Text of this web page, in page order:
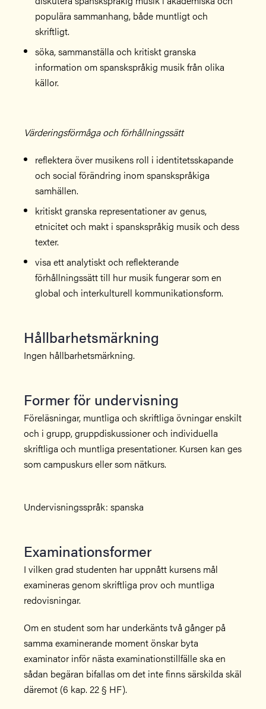
populära sammanhang, både muntligt och
skriftligt.
söka, sammanställa och kritiskt granska
information om spanskspråkig musik från olika
källor.
Värderingsförmåga och förhållningssätt
reflektera över musikens roll i identitetsskapande
och social förändring inom spanskspråkiga
samhällen.
kritiskt granska representationer av genus,
etnicitet och makt i spanskspråkig musik och dess
texter.
visa ett analytiskt och reflekterande
förhållningssätt till hur musik fungerar som en
global och interkulturell kommunikationsform.
Hållbarhetsmärkning
Ingen hållbarhetsmärkning.
Former för undervisning
Föreläsningar, muntliga och skriftliga övningar enskilt
och i grupp, gruppdiskussioner och individuella
skriftliga och muntliga presentationer. Kursen kan ges
som campuskurs eller som nätkurs.
Undervisningsspråk: spanska
Examinationsformer
I vilken grad studenten har uppnått kursens mål
examineras genom skriftliga prov och muntliga
redovisningar.
Om en student som har underkänts två gånger på
samma examinerande moment önskar byta
examinator inför nästa examinationstillfälle ska en
sådan begäran bifallas om det inte finns särskilda skäl
däremot (6 kap. 22 § HF).